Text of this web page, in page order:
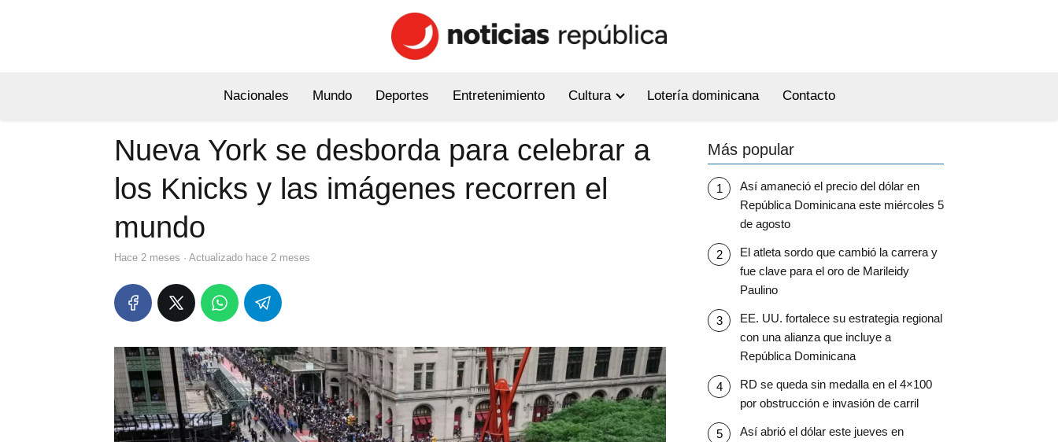
Nacionales Mundo Deportes Entretenimiento Cultura Lotería dominicana Contacto
Nueva York se desborda para celebrar a
los Knicks y las imágenes recorren el
mundo
hace 2 meses · Actualizado hace 2 meses
Más popular
Así amaneció el precio del dólar en
República Dominicana este miércoles 5
de agosto
El atleta sordo que cambió la carrera y
fue clave para el oro de Marileidy
Paulino
EE. UU. fortalece su estrategia regional
con una alianza que incluye a
República Dominicana
RD se queda sin medalla en el 4×100
por obstrucción e invasión de carril
Así abrió el dólar este jueves en